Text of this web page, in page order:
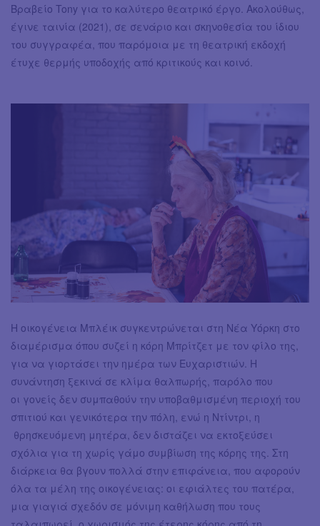
Βραβείο Tony για το καλύτερο θεατρικό έργο. Ακολούθως,
έγινε ταινία (2021), σε σενάριο και σκηνοθεσία του ίδιου
του συγγραφέα, που παρόμοια με τη θεατρική εκδοχή
έτυχε θερμής υποδοχής από κριτικούς και κοινό.
Η οικογένεια Μπλέικ συγκεντρώνεται στη Νέα Υόρκη στο
διαμέρισμα όπου συζεί η κόρη Μπρίτζετ με τον φίλο της,
για να γιορτάσει την ημέρα των Ευχαριστιών. Η
συνάντηση ξεκινά σε κλίμα θαλπωρής, παρόλο που
οι γονείς δεν συμπαθούν την υποβαθμισμένη περιοχή του
σπιτιού και γενικότερα την πόλη, ενώ η Ντίντρι, η
θρησκευόμενη μητέρα, δεν διστάζει να εκτοξεύσει
σχόλια για τη χωρίς γάμο συμβίωση της κόρης της. Στη
διάρκεια θα βγουν πολλά στην επιφάνεια, που αφορούν
όλα τα μέλη της οικογένειας: οι εφιάλτες του πατέρα,
μια γιαγιά σχεδόν σε μόνιμη καθήλωση που τους